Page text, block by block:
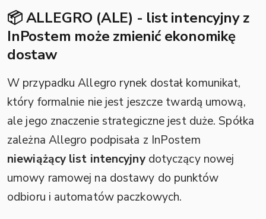
📦 ALLEGRO (ALE) - list intencyjny z
InPostem może zmienić ekonomikę
dostaw
W przypadku Allegro rynek dostał komunikat,
który formalnie nie jest jeszcze twardą umową,
ale jego znaczenie strategiczne jest duże. Spółka
zależna Allegro podpisała z InPostem
niewiążący list intencyjnydotyczący nowej
umowy ramowej na dostawy do punktów
odbioru i automatów paczkowych.